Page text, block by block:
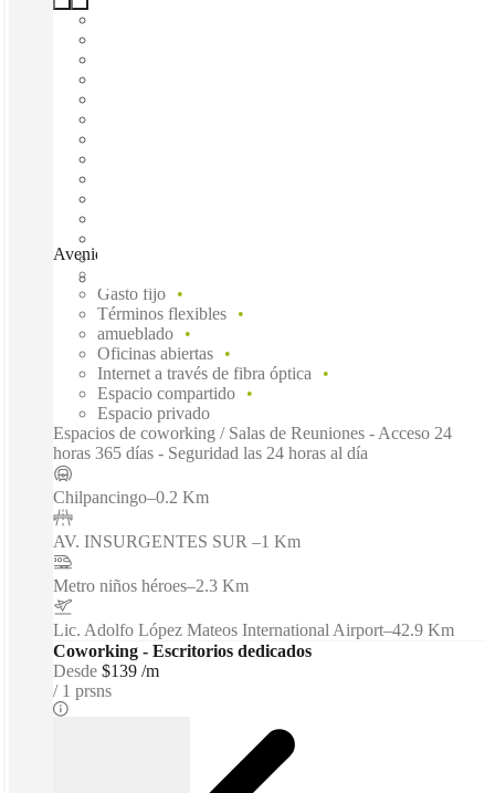
Avenida Insurgentes Sur, Mexico City, 06760
Gasto fijo
Términos flexibles
amueblado
Oficinas abiertas
Internet a través de fibra óptica
Espacio compartido
Espacio privado
Espacios de coworking / Salas de Reuniones - Acceso 24
horas 365 días - Seguridad las 24 horas al día
Chilpancingo–0.2 Km
AV. INSURGENTES SUR –1 Km
Metro niños héroes–2.3 Km
Lic. Adolfo López Mateos International Airport–42.9 Km
Coworking - Escritorios dedicados
Desde $139 /m
1 prsns